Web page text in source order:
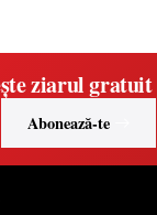
ziarul gratuit
Abonează-te